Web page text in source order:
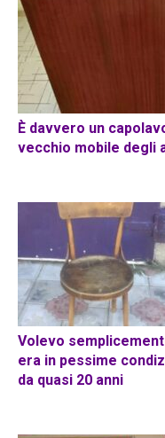
È davvero un
vecchio mobile degli
Volevo
era in pessime
da quasi 20 anni